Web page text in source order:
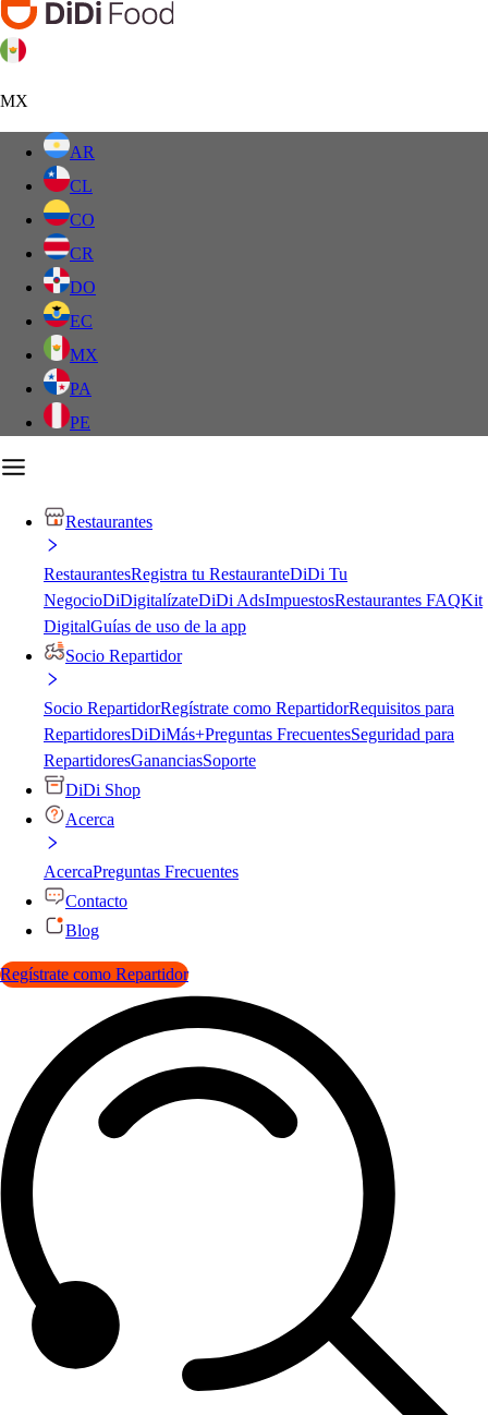
MX
AR
CL
CO
CR
DO
EC
MX
PA
PE
Restaurantes
RestaurantesRegistra tu RestauranteDiDi Tu
NegocioDiDigitalízateDiDi AdsImpuestosRestaurantes FAQKit
DigitalGuías de uso de la app
Socio Repartidor
Socio RepartidorRegístrate como RepartidorRequisitos para
RepartidoresDiDiMás+Preguntas FrecuentesSeguridad para
RepartidoresGananciasSoporte
DiDi Shop
Acerca
AcercaPreguntas Frecuentes
Contacto
Blog
Regístrate como Repartidor